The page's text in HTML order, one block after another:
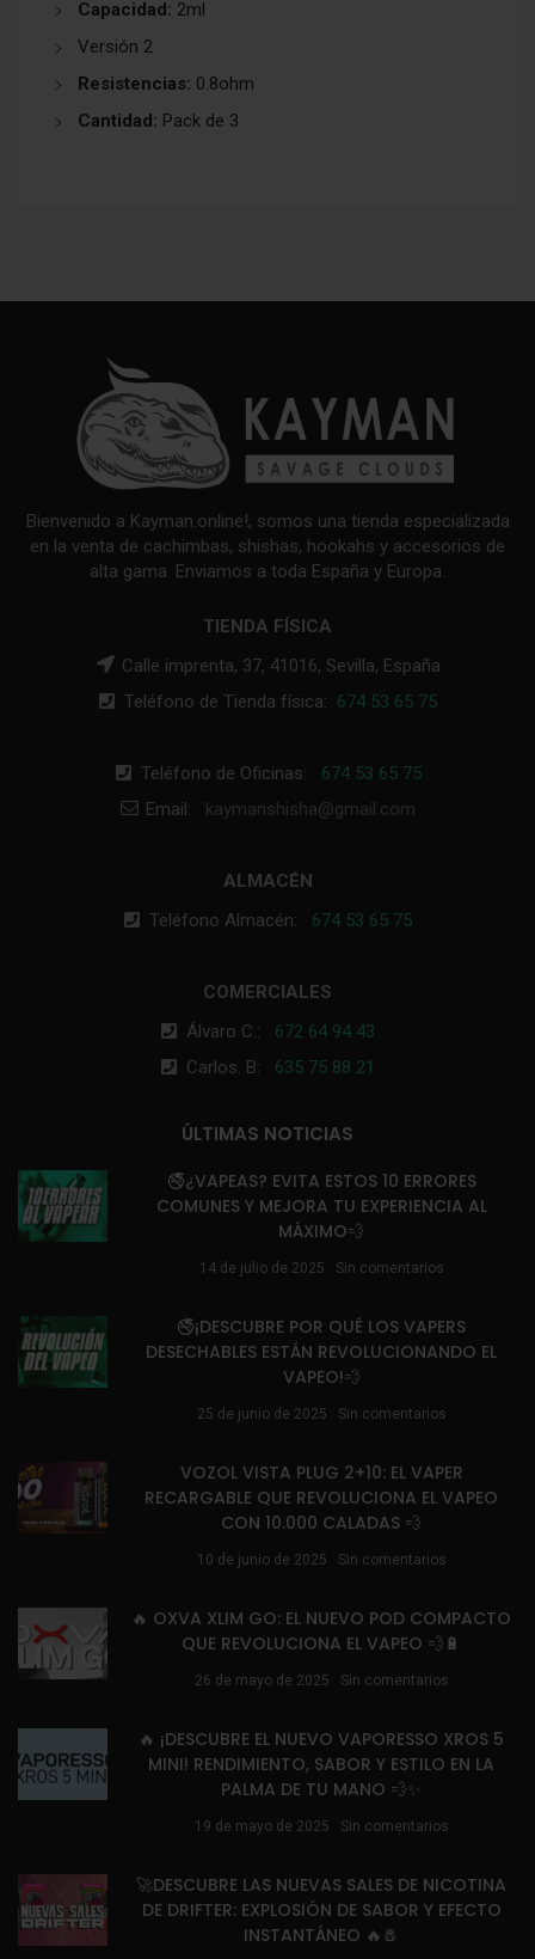
Capacidad: 2ml
Versión 2
Resistencias: 0.8ohm
Cantidad: Pack de 3
Bienvenido a Kayman.online!, somos una tienda especializada
en la venta de cachimbas, shishas, hookahs y accesorios de
alta gama. Enviamos a toda España y Europa.
TIENDA FÍSICA
Calle imprenta, 37, 41016, Sevilla, España
Teléfono de Tienda física: 674 53 65 75
Teléfono de Oficinas: 674 53 65 75
Email: kaymanshisha@gmail.com
ALMACÉN
Teléfono Almacén: 674 53 65 75
COMERCIALES
Álvaro C.: 672 64 94 43
Carlos. B: 635 75 88 21
ÚLTIMAS NOTICIAS
🚭¿VAPEAS? EVITA ESTOS 10 ERRORES
COMUNES Y MEJORA TU EXPERIENCIA AL
MÁXIMO💨
14 de julio de 2025 Sin comentarios
🚭¡DESCUBRE POR QUÉ LOS VAPERS
DESECHABLES ESTÁN REVOLUCIONANDO EL
VAPEO!💨
25 de junio de 2025 Sin comentarios
VOZOL VISTA PLUG 2+10: EL VAPER
RECARGABLE QUE REVOLUCIONA EL VAPEO
CON 10.000 CALADAS 💨
10 de junio de 2025 Sin comentarios
🔥 OXVA XLIM GO: EL NUEVO POD COMPACTO
QUE REVOLUCIONA EL VAPEO 💨🔋
26 de mayo de 2025 Sin comentarios
🔥 ¡DESCUBRE EL NUEVO VAPORESSO XROS 5
MINI! RENDIMIENTO, SABOR Y ESTILO EN LA
PALMA DE TU MANO 💨✨
19 de mayo de 2025 Sin comentarios
🚀DESCUBRE LAS NUEVAS SALES DE NICOTINA
DE DRIFTER: EXPLOSIÓN DE SABOR Y EFECTO
INSTANTÁNEO 🔥🧂